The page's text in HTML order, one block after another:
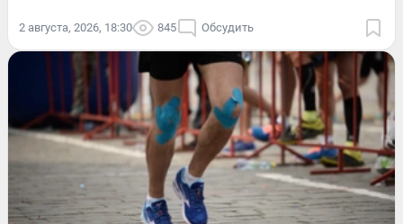
2 августа, 2026, 18:30 845 Обсудить